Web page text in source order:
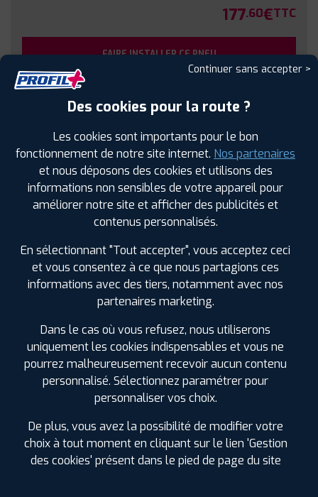
177.60€TTC
FAIRE INSTALLER CE PNEU
Sous réserve de disponibilité en agence
SPÉCIFICATIONS AVIS CLIENTS ÉTIQUETAGE
Étiquetage
Continuer sans accepter >
Des cookies pour la route ?
Les cookies sont importants pour le bon
fonctionnement de notre site internet. Nos partenaires
et nous déposons des cookies et utilisons des
informations non sensibles de votre appareil pour
améliorer notre site et afficher des publicités et
contenus personnalisés.
En sélectionnant "Tout accepter", vous acceptez ceci
et vous consentez à ce que nous partagions ces
informations avec des tiers, notamment avec nos
partenaires marketing.
Dans le cas où vous refusez, nous utiliserons
uniquement les cookies indispensables et vous ne
pourrez malheureusement recevoir aucun contenu
personnalisé. Sélectionnez paramétrer pour
personnaliser vos choix.
De plus, vous avez la possibilité de modifier votre
choix à tout moment en cliquant sur le lien 'Gestion
des cookies' présent dans le pied de page du site